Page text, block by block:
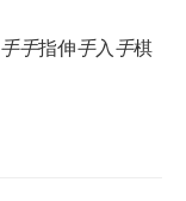
手手指伸手入手棋